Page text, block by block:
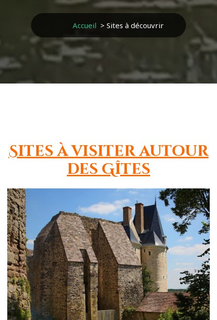
Accueil > Sites à découvrir
Sites à visiter autour
des Gîtes